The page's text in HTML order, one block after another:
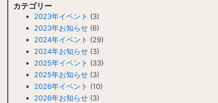
カテゴリー
2023年イベント (3)
2023年お知らせ (6)
2024年イベント (29)
2024年お知らせ (3)
2025年イベント (33)
2025年お知らせ (3)
2026年イベント (10)
2026年お知らせ (3)